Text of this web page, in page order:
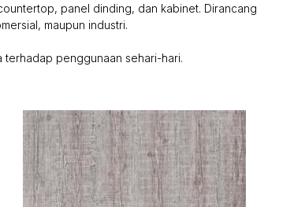
panel dinding, dan kabinet. Dirancang
maupun industri.
terhadap penggunaan sehari-hari.